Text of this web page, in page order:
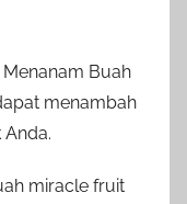
Buah
menambah
miracle fruit